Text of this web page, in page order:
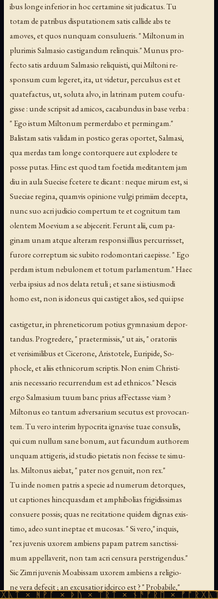
ibus longe inferior in hoc certamine sit judicatus. Tu
totam de patribus disputationem satis callide abs te
amoves, et quos nunquam consulueris. " Miltonum in
plurimis Salmasio castigandum relinquis." Munus pro-
fecto satis arduum Salmasio reliquisti, qui Miltoni re-
sponsum cum legeret, ita, ut videtur, perculsus est et
quatefactus, ut, soluta alvo, in latrinam putem coufu-
gisse : unde scripsit ad amicos, cacabundus in base verba :
" Ego istum Miltonum permerdabo et permingam."
Balistam satis validam in postico geras oportet, Salmasi,
qua merdas tam longe contorquere aut explodere te
posse putas. Hinc est quod tam foetida meditantem jam
diu in aula Suecise fcetere te dicant : neque mirum est, si
Sueciae regina, quamvis opinione vulgi primiim decepta,
nunc suo acri judicio compertum te et cognitum tam
olentem Moevium a se abjecerit. Ferunt alii, cum pa-
ginam unam atque alteram responsi illius percurrisset,
furore correptum sic subito rodomontari caepisse. " Ego
perdam istum nebulonem et totum parlamentum." Haec
verba ipsius ad nos delata retuli ; et sane si istiusmodi
homo est, non is idoneus qui castiget alios, sed qui ipse
castigetur, in phreneticorum potius gymnasium depor-
tandus. Progredere, " praetermissis," ut ais, " oratoriis
et verisimilibus et Cicerone, Aristotele, Euripide, So-
phocle, et aliis ethnicorum scriptis. Non enim Christi-
anis necessario recurrendum est ad ethnicos." Nescis
ergo Salmasium tuum banc prius afFectasse viam ?
Miltonus eo tantum adversarium secutus est provocan-
tem. Tu vero interim hypocrita ignavise tuae consulis,
qui cum nullum sane bonum, aut facundum authorem
unquam attigeris, id studio pietatis non fecisse te simu-
las. Miltonus aiebat, " pater nos genuit, non rex."
Tu inde nomen patris a specie ad numerum detorques,
ut captiones hincquasdam et amphibolias frigidissimas
consuere possis; quas ne recitatione quidem dignas exis-
timo, adeo sunt ineptae et mucosas. " Si vero," inquis,
"rex juvenis uxorem ambiens papam patrem sanctissi-
mum appellaverit, non tam acri censura perstrigendus."
Sic Zimri juvenis Moabissam uxorem ambiens a religio-
ne vera defecit ; an excusatior idcirco est ? " Probabile,"
× ᚦᚢ × ᛠᚱᛏ × ᚾᚫᚠᚱᛖ × ᚠᚩᚱᚷᚣᛏ ×